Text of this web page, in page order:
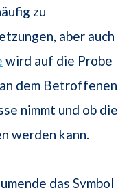
zu
aber auch
wird auf die Probe
dem Betroffenen
nimmt und ob die
werden kann.
das Symbol